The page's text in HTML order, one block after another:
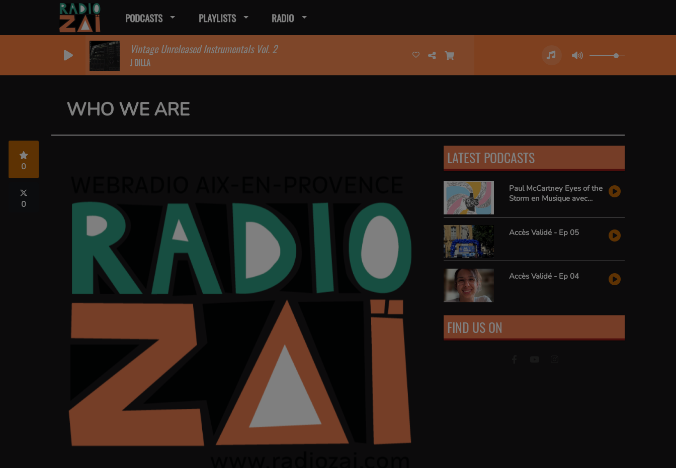
PODCASTS PLAYLISTS RADIO
Vintage Unreleased Instrumentals Vol. 2
J DILLA
WHO WE ARE
0
0
LATEST PODCASTS
Paul McCartney Eyes of the
Storm en Musique avec
Accès Validé - Ep 05
Accès Validé - Ep 04
FIND US ON